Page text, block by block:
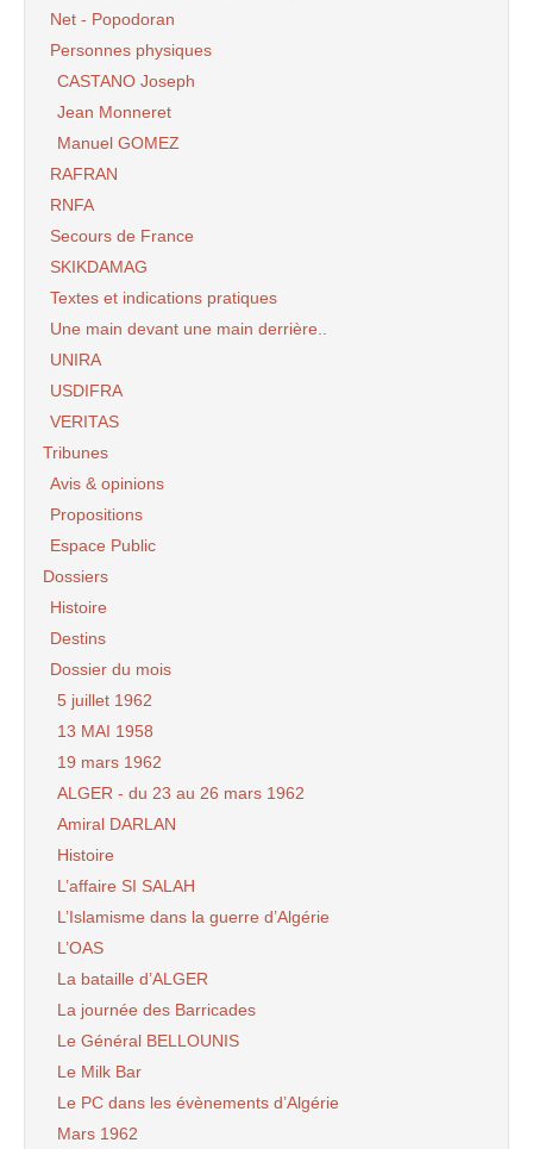
Net - Popodoran
Personnes physiques
CASTANO Joseph
Jean Monneret
Manuel GOMEZ
RAFRAN
RNFA
Secours de France
SKIKDAMAG
Textes et indications pratiques
Une main devant une main derrière..
UNIRA
USDIFRA
VERITAS
Tribunes
Avis & opinions
Propositions
Espace Public
Dossiers
Histoire
Destins
Dossier du mois
5 juillet 1962
13 MAI 1958
19 mars 1962
ALGER - du 23 au 26 mars 1962
Amiral DARLAN
Histoire
L’affaire SI SALAH
L’Islamisme dans la guerre d’Algérie
L’OAS
La bataille d’ALGER
La journée des Barricades
Le Général BELLOUNIS
Le Milk Bar
Le PC dans les évènements d’Algérie
Mars 1962